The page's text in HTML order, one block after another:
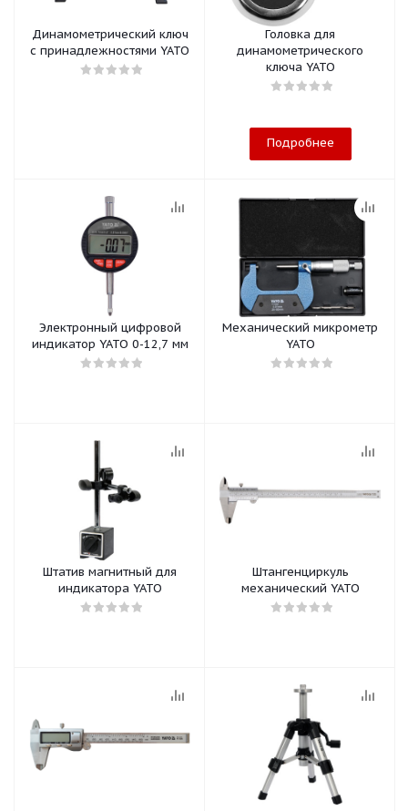
Динамометрический ключ
с принадлежностями YATO
Головка для
динамометрического
ключа YATO
Подробнее
Электронный цифровой
индикатор YATO 0-12,7 мм
Механический микрометр
YATO
Штатив магнитный для
индикатора YATO
Штангенциркуль
механический YATO